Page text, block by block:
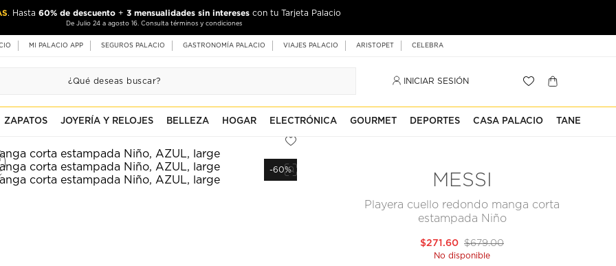
. Hasta 60% de descuento + 3 mensualidades sin intereses con tu Tarjeta Palacio
De Julio 24 a agosto 16. Consulta términos y condiciones
MI PALACIO APP SEGUROS PALACIO GASTRONOMÍA PALACIO VIAJES PALACIO ARISTOPET CELEBRA
INICIAR SESIÓN
ZAPATOS JOYERÍA Y RELOJES BELLEZA HOGAR ELECTRÓNICA GOURMET DEPORTES CASA PALACIO TANE
-60%
MESSI
Playera cuello redondo manga corta
estampada Niño
$679.00
$271.60
No disponible